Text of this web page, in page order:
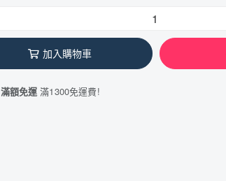
加入購物車
滿額免運滿1300免運費!